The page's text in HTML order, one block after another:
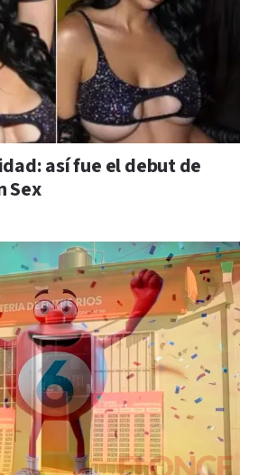
así fue el debut de
Sex